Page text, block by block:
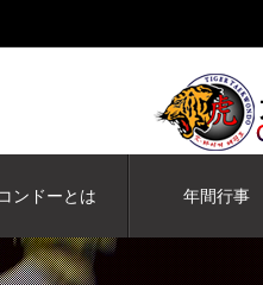
ンドーとは 年間行事